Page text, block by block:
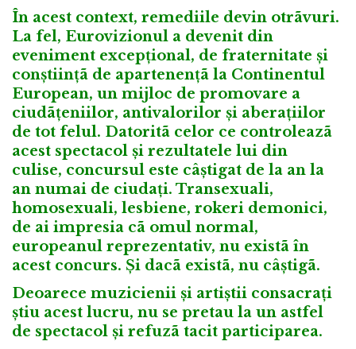
În acest context, remediile devin otrãvuri.
La fel, Eurovizionul a devenit din
eveniment excepțional, de fraternitate și
conștiințã de apartenențã la Continentul
European, un mijloc de promovare a
ciudãțeniilor, antivalorilor și aberațiilor
de tot felul. Datoritã celor ce controleazã
acest spectacol și rezultatele lui din
culise, concursul este câștigat de la an la
an numai de ciudați. Transexuali,
homosexuali, lesbiene, rokeri demonici,
de ai impresia cã omul normal,
europeanul reprezentativ, nu existã în
acest concurs. Și dacã existã, nu câștigã.
Deoarece muzicienii și artiștii consacrați
știu acest lucru, nu se pretau la un astfel
de spectacol și refuzã tacit participarea.